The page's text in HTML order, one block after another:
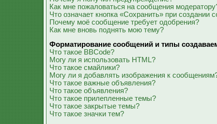
Как мне пожаловаться на сообщения
Что означает кнопка «Сохранить» при создании
Почему моё сообщение требует одобрения?
Как мне вновь поднять мою тему?
Форматирование сообщений и типы
Что такое BBCode?
Могу ли я использовать HTML?
Что такое смайлики?
Могу ли я добавлять изображения к
Что такое важные объявления?
Что такое объявления?
Что такое прилепленные темы?
Что такое закрытые темы?
Что такое значки тем?